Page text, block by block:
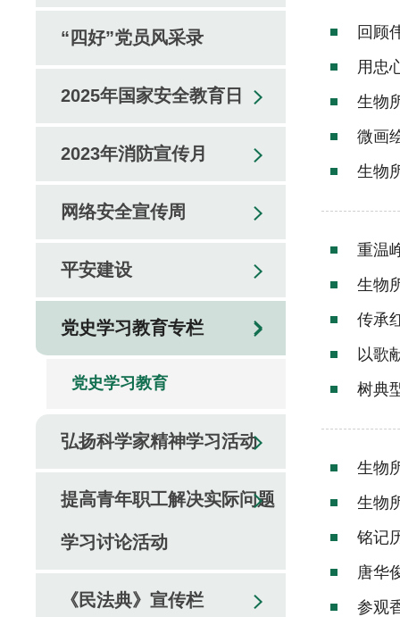
“四好”党员风采录
2025年国家安全教育日
2023年消防宣传月
网络安全宣传周
平安建设
党史学习教育专栏
党史学习教育
弘扬科学家精神学习活动
提高青年职工解决实际问题
学习讨论活动
《民法典》宣传栏
回顾
用忠
生物
微画
生物
重温
生物
传承
以歌
树典
生物
生物
铭记
唐华
参观